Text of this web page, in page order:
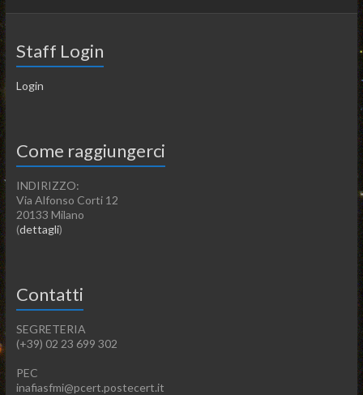
Staff Login
Login
Come raggiungerci
INDIRIZZO:
Via Alfonso Corti 12
20133 Milano
(dettagli)
Contatti
SEGRETERIA
(+39) 02 23 699 302
PEC
inafiasfmi@pcert.postecert.it